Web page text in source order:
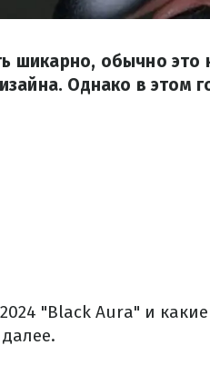
шикарно, обычно это
Однако в этом
"Black Aura" и